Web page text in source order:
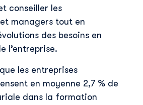
conseiller les
managers tout en
des besoins en
l’entreprise.
les entreprises
en moyenne 2,7 % de
dans la formation